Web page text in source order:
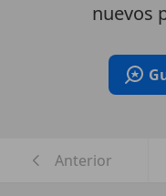
nuevos
Anterior